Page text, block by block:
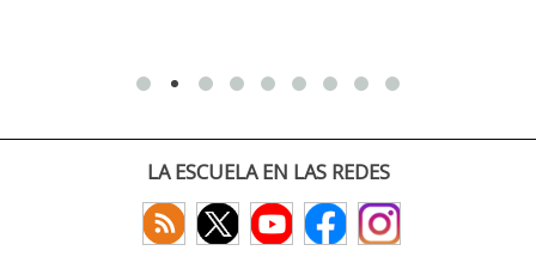
LA ESCUELA EN LAS REDES